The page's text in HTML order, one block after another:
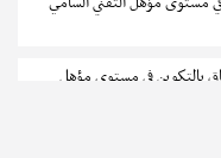
السعيد : ترسيم السنوات الثانية
2027
لماجستير مهني جديد
بالتكوين في مستوى مؤهل